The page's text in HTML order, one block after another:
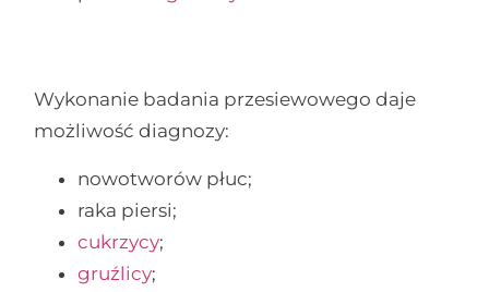
Wykonanie badania przesiewowego daje
możliwość diagnozy:
nowotworów płuc;
raka piersi;
cukrzycy;
gruźlicy;